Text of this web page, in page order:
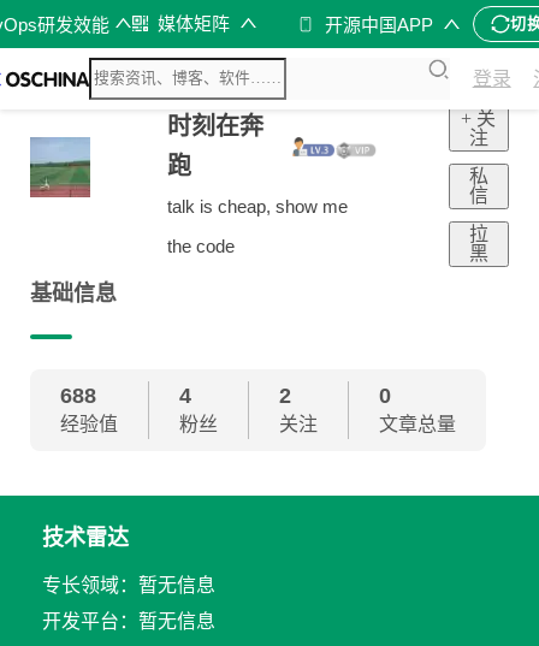
研发效能 媒体矩阵 开源中国APP 切
登录
时刻在奔
跑
talk is cheap, show me
the code
+ 关
注
私
信
拉
黑
基础信息
688
经验值
4
粉丝
2
关注
0
文章总量
技术雷达
专长领域：暂无信息
开发平台：暂无信息